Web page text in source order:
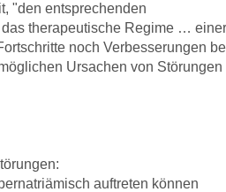
"den entsprechenden
therapeutische Regime … einer
noch Verbesserungen
Ursachen von Störungen
auftreten können